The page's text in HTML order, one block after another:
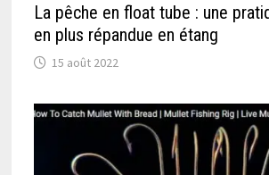
La pêche en float tube : une
en plus répandue en étang
15 août 2022